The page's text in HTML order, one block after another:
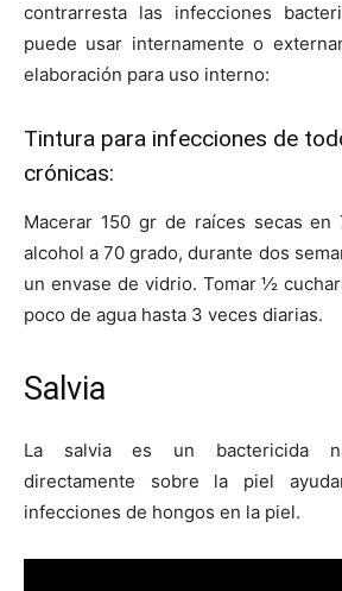
contrarresta las infecciones
puede usar internamente o
elaboración para uso interno:
Tintura para infecciones de
crónicas:
Macerar 150 gr de raíces secas en
alcohol a 70 grado, durante dos
un envase de vidrio. Tomar ½
poco de agua hasta 3 veces diarias.
Salvia
La salvia es un bactericida
directamente sobre la piel
infecciones de hongos en la piel.